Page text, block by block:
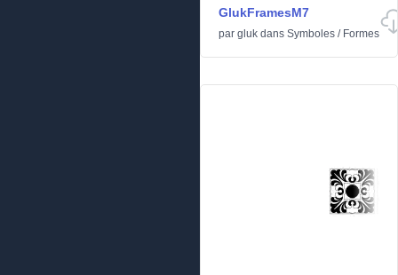
GlukFramesM7
par gluk dans Symboles / Formes